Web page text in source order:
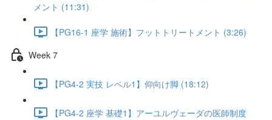
メント (11:31)
【PG16-1 座学 施術】フットトリートメント (3:26)
Week 7
【PG4-2 実技 レベル1】仰向け脚 (18:12)
【PG4-2 座学 基礎1】アーユルヴェーダの医師制度